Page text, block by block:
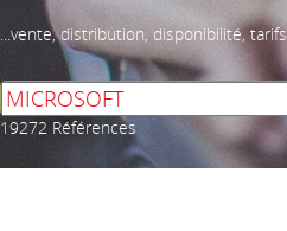
...vente, distribution, disponibilité, tarifs
19272 Références